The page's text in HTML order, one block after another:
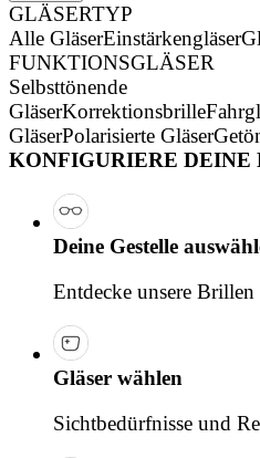
GLÄSERTYP
Alle GläserEinstärkengläser
FUNKTIONSGLÄSER
Selbsttönende
GläserKorrektionsbrille
GläserPolarisierte Gläser
KONFIGURIERE DEINE
Deine Gestelle
Entdecke unsere Brillen
Gläser wählen
Sichtbedürfnisse und